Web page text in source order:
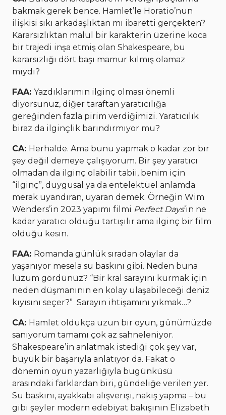
bakmak gerek bence. Hamlet’le Horatio’nun
ilişkisi sıkı arkadaşlıktan mı ibaretti gerçekten?
Kararsızlıktan malul bir karakterin üzerine koca
bir trajedi inşa etmiş olan Shakespeare, bu
kararsızlığı dört başı mamur kılmış olamaz
mıydı?
FAA: Yazdıklarımın ilginç olması önemli
diyorsunuz, diğer taraftan yaratıcılığa
gereğinden fazla pirim verdiğimizi. Yaratıcılık
biraz da ilginçlik barındırmıyor mu?
CA: Herhalde. Ama bunu yapmak o kadar zor bir
şey değil demeye çalışıyorum. Bir şey yaratıcı
olmadan da ilginç olabilir tabii, benim için
“ilginç”, duygusal ya da entelektüel anlamda
merak uyandıran, uyaran demek. Örneğin Wim
Wenders’in 2023 yapımı filmi Perfect Days’in ne
kadar yaratıcı olduğu tartışılır ama ilginç bir film
olduğu kesin.
FAA: Romanda günlük sıradan olaylar da
yaşanıyor mesela su baskını gibi. Neden buna
lüzum gördünüz? “Bir kral sarayını kurmak için
neden düşmanının en kolay ulaşabileceği deniz
kıyısını seçer?” Sarayın ihtişamını yıkmak…?
CA: Hamlet oldukça uzun bir oyun, günümüzde
sanıyorum tamamı çok az sahneleniyor.
Shakespeare’in anlatmak istediği çok şey var,
büyük bir başarıyla anlatıyor da. Fakat o
dönemin oyun yazarlığıyla bugünküsü
arasındaki farklardan biri, gündeliğe verilen yer.
Su baskını, ayakkabı alışverişi, nakış yapma – bu
gibi şeyler modern edebiyat bakışının Elizabeth